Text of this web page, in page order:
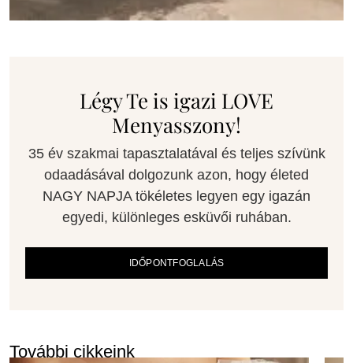
Légy Te is igazi LOVE
Menyasszony!
35 év szakmai tapasztalatával és teljes szívünk
odaadásával dolgozunk azon, hogy életed
NAGY NAPJA tökéletes legyen egy igazán
egyedi, különleges esküvői ruhában.
IDŐPONTFOGLALÁS
További cikkeink